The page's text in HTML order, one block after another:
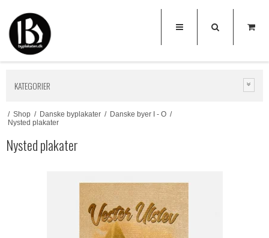
KATEGORIER
/ Shop / Danske byplakater / Danske byer I - O /
Nysted plakater
Nysted plakater